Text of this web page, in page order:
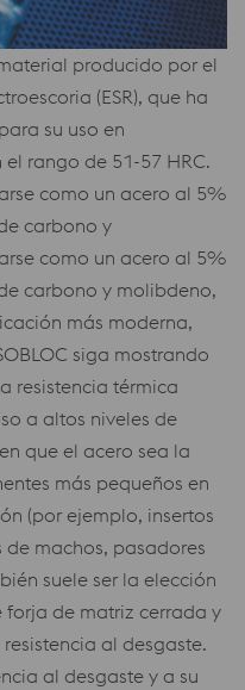
material producido por el
(ESR), que ha
su uso en
rango de 51-57 HRC.
como un acero al 5%
carbono y
como un acero al 5%
carbono y molibdeno,
más moderna,
siga mostrando
resistencia térmica
a altos niveles de
que el acero sea la
más pequeños en
(por ejemplo, insertos
machos, pasadores
suele ser la elección
de matriz cerrada y
al desgaste.
al desgaste y a su